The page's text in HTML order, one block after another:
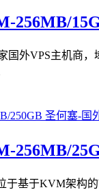
256MB/
国外VPS主机商
256MB/
于基于KVM架构